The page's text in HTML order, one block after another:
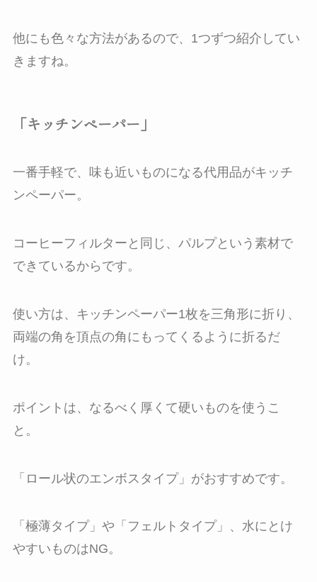
他にも色々な方法があるので、1つずつ紹介してい
きますね。
「キッチンペーパー」
一番手軽で、味も近いものになる代用品がキッチ
ンペーパー。
コーヒーフィルターと同じ、パルプという素材で
できているからです。
使い方は、キッチンペーパー1枚を三角形に折り、
両端の角を頂点の角にもってくるように折るだ
け。
ポイントは、なるべく厚くて硬いものを使うこ
と。
「ロール状のエンボスタイプ」がおすすめです。
「極薄タイプ」や「フェルトタイプ」、水にとけ
やすいものはNG。